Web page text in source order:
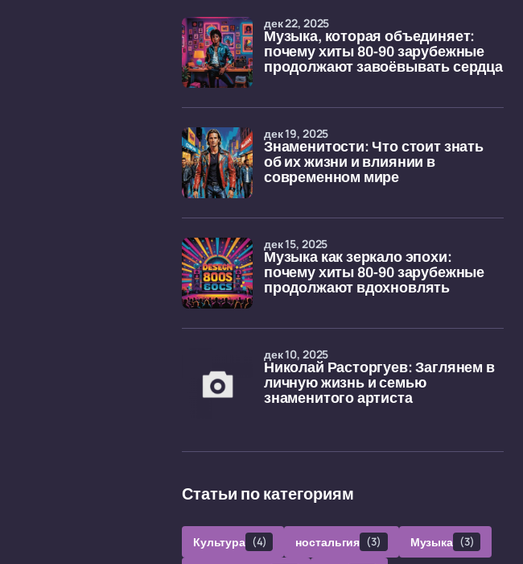
Музыка, которая объединяет:
почему хиты 80-90 зарубежные
продолжают завоёвывать сердца
дек 22, 2025
Знаменитости: Что стоит знать
об их жизни и влиянии в
современном мире
дек 19, 2025
Музыка как зеркало эпохи:
почему хиты 80-90 зарубежные
продолжают вдохновлять
дек 15, 2025
Николай Расторгуев: Заглянем в
личную жизнь и семью
знаменитого артиста
дек 10, 2025
Статьи по категориям
Культура (4) ностальгия (3) Музыка (3)